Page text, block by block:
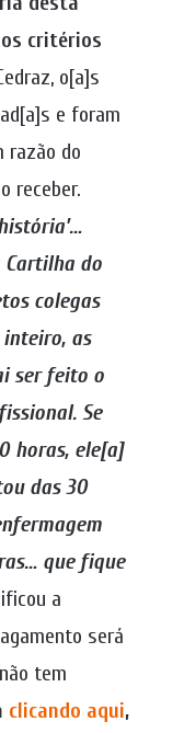
critérios
o[a]s
e foram
razão do
receber.
Cartilha do
colegas
as
ser feito o
Se
horas, ele[a]
das 30
que fique
a
será
tem
clicando aqui,